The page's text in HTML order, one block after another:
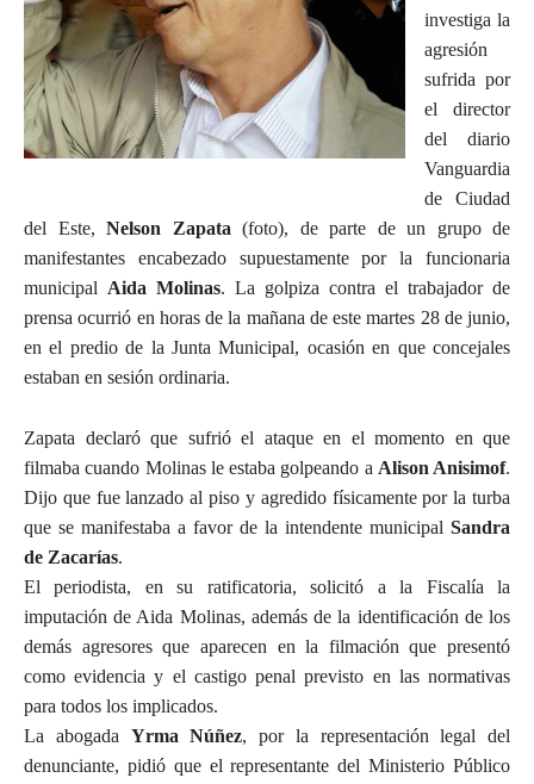
investiga la
agresión
sufrida por
el director
del diario
Vanguardia
de Ciudad
del Este, Nelson Zapata (foto), de parte de un grupo de
manifestantes encabezado supuestamente por la funcionaria
municipal Aida Molinas. La golpiza contra el trabajador de
prensa ocurrió en horas de la mañana de este martes 28 de junio,
en el predio de la Junta Municipal, ocasión en que concejales
estaban en sesión ordinaria.
Zapata declaró que sufrió el ataque en el momento en que
filmaba cuando Molinas le estaba golpeando a Alison Anisimof.
Dijo que fue lanzado al piso y agredido físicamente por la turba
que se manifestaba a favor de la intendente municipal Sandra
de Zacarías.
El periodista, en su ratificatoria, solicitó a la Fiscalía la
imputación de Aida Molinas, además de la identificación de los
demás agresores que aparecen en la filmación que presentó
como evidencia y el castigo penal previsto en las normativas
para todos los implicados.
La abogada Yrma Núñez, por la representación legal del
denunciante, pidió que el representante del Ministerio Público